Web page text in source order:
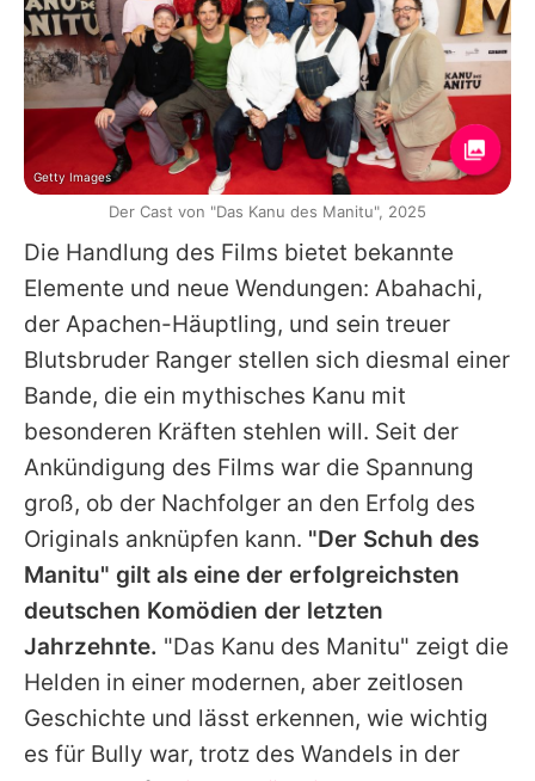
Die Handlung des Films bietet bekannte
Elemente und neue Wendungen: Abahachi,
der Apachen-Häuptling, und sein treuer
Blutsbruder Ranger stellen sich diesmal einer
Bande, die ein mythisches Kanu mit
besonderen Kräften stehlen will. Seit der
Ankündigung des Films war die Spannung
groß, ob der Nachfolger an den Erfolg des
Originals anknüpfen kann. "Der Schuh des
Manitu" gilt als eine der erfolgreichsten
deutschen Komödien der letzten
Jahrzehnte. "Das Kanu des Manitu" zeigt die
Helden in einer modernen, aber zeitlosen
Geschichte und lässt erkennen, wie wichtig
es für Bully war, trotz des Wandels in der
Getty Images
Der Cast von "Das Kanu des Manitu", 2025